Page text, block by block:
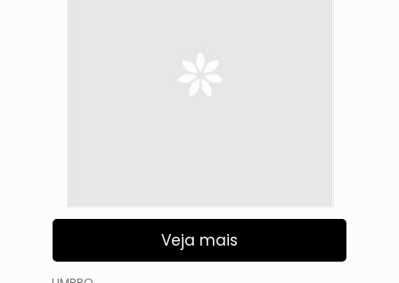
Veja mais